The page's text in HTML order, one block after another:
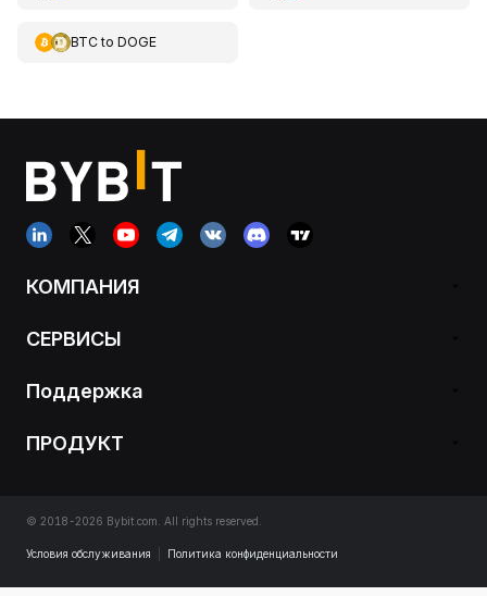
BTCto DOGE
КОМПАНИЯ
СЕРВИСЫ
Поддержка
ПРОДУКТ
© 2018-2026 Bybit.com. All rights reserved.
Условия обслуживания Политика конфиденциальности